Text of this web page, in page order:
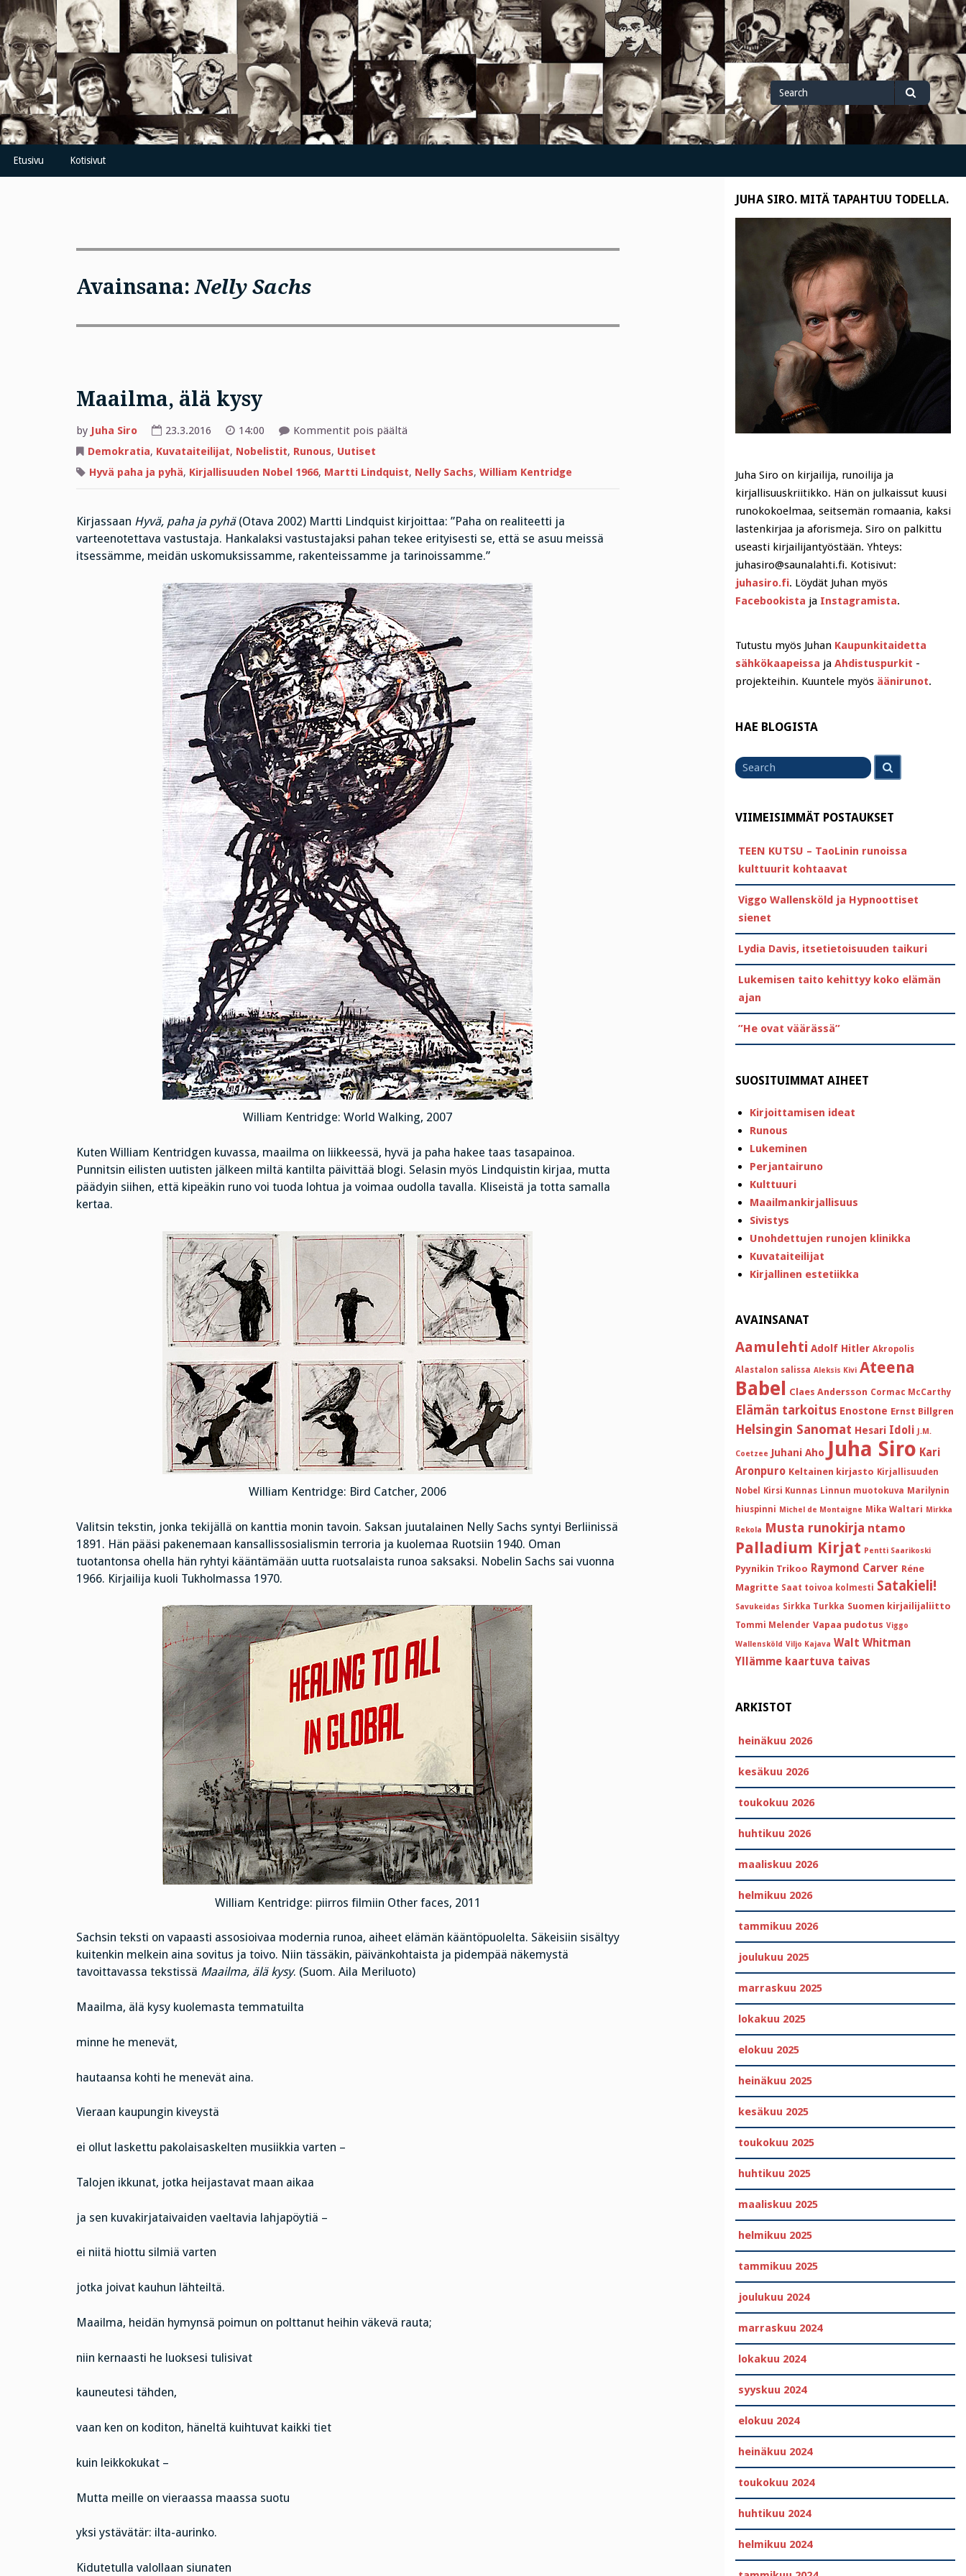
Skip
to
content
Search
for
Search
Etusivu Kotisivut
Avainsana:Nelly Sachs
Maailma, älä kysy
by Juha Siro 23.3.2016 14:00 Kommentit pois päältäartikkelissa
Demokratia, Kuvataiteilijat, Nobelistit, Runous, Uutiset
Hyvä paha ja pyhä, Kirjallisuuden Nobel 1966, Martti Lindquist, Nelly Sachs, William Kentridge
Kirjassaan Hyvä, paha ja pyhä(Otava 2002) Martti Lindquist kirjoittaa: ”Paha on realiteetti ja
varteenotettava vastustaja. Hankalaksi vastustajaksi pahan tekee erityisesti se, että se asuu meissä
itsessämme, meidän uskomuksissamme, rakenteissamme ja tarinoissamme.”
William Kentridge: World Walking, 2007
Kuten William Kentridgen kuvassa, maailma on liikkeessä, hyvä ja paha hakee taas tasapainoa.
Punnitsin eilisten uutisten jälkeen miltä kantilta päivittää blogi. Selasin myös Lindquistin kirjaa, mutta
päädyin siihen, että kipeäkin runo voi tuoda lohtua ja voimaa oudolla tavalla. Kliseistä ja totta samalla
kertaa.
William Kentridge: Bird Catcher, 2006
Valitsin tekstin, jonka tekijällä on kanttia monin tavoin. Saksan juutalainen Nelly Sachs syntyi Berliinissä
1891. Hän pääsi pakenemaan kansallissosialismin terroria ja kuolemaa Ruotsiin 1940. Oman
tuotantonsa ohella hän ryhtyi kääntämään uutta ruotsalaista runoa saksaksi. Nobelin Sachs sai vuonna
1966. Kirjailija kuoli Tukholmassa 1970.
William Kentridge: piirros filmiin Other faces, 2011
Sachsin teksti on vapaasti assosioivaa modernia runoa, aiheet elämän kääntöpuolelta. Säkeisiin sisältyy
kuitenkin melkein aina sovitus ja toivo. Niin tässäkin, päivänkohtaista ja pidempää näkemystä
tavoittavassa tekstissä Maailma, älä kysy. (Suom. Aila Meriluoto)
Maailma, älä kysy kuolemasta temmatuilta
minne he menevät,
hautaansa kohti he menevät aina.
Vieraan kaupungin kiveystä
ei ollut laskettu pakolaisaskelten musiikkia varten –
Talojen ikkunat, jotka heijastavat maan aikaa
ja sen kuvakirjataivaiden vaeltavia lahjapöytiä –
ei niitä hiottu silmiä varten
jotka joivat kauhun lähteiltä.
Maailma, heidän hymynsä poimun on polttanut heihin väkevä rauta;
niin kernaasti he luoksesi tulisivat
kauneutesi tähden,
vaan ken on koditon, häneltä kuihtuvat kaikki tiet
kuin leikkokukat –
Mutta meille on vieraassa maassa suotu
yksi ystävätär: ilta-aurinko.
Kidutetulla valollaan siunaten
JUHA SIRO. MITÄ TAPAHTUU TODELLA.
Juha Siro on kirjailija, runoilija ja
kirjallisuuskriitikko. Hän on julkaissut kuusi
runokokoelmaa, seitsemän romaania, kaksi
lastenkirjaa ja aforismeja. Siro on palkittu
useasti kirjailijantyöstään. Yhteys:
juhasiro@saunalahti.fi. Kotisivut:
juhasiro.fi. Löydät Juhan myös
Facebookista ja Instagramista.
Tutustu myös Juhan Kaupunkitaidetta
sähkökaapeissa ja Ahdistuspurkit -
projekteihin. Kuuntele myös äänirunot.
HAE BLOGISTA
for
VIIMEISIMMÄT POSTAUKSET
TEEN KUTSU – TaoLinin runoissa
kulttuurit kohtaavat
Viggo Wallensköld ja Hypnoottiset
sienet
Lydia Davis, itsetietoisuuden taikuri
Lukemisen taito kehittyy koko elämän
ajan
”He ovat väärässä”
SUOSITUIMMAT AIHEET
Kirjoittamisen ideat
Runous
Lukeminen
Perjantairuno
Kulttuuri
Maailmankirjallisuus
Sivistys
Unohdettujen runojen klinikka
Kuvataiteilijat
Kirjallinen estetiikka
AVAINSANAT
Aamulehti Adolf Hitler Akropolis
Alastalon salissa Aleksis Kivi Ateena
Babel Claes Andersson Cormac McCarthy
Elämän tarkoitus Enostone Ernst Billgren
Helsingin Sanomat Hesari Idoli J.M.
Coetzee Juhani Aho Juha Siro Kari
Aronpuro Keltainen kirjasto Kirjallisuuden
Nobel
Kirsi Kunnas Linnun muotokuva Marilynin
hiuspinni Michel de Montaigne Mika Waltari Mirkka
Rekola Musta runokirja ntamo
Palladium Kirjat Pentti Saarikoski
Pyynikin Trikoo Raymond Carver Réne
Magritte Saat toivoa kolmesti Satakieli!
Savukeidas Sirkka Turkka Suomen kirjailijaliitto
Tommi Melender Vapaa pudotus Viggo
Wallensköld Viljo Kajava Walt Whitman
Yllämme kaartuva taivas
ARKISTOT
heinäkuu 2026
kesäkuu 2026
toukokuu 2026
huhtikuu 2026
maaliskuu 2026
helmikuu 2026
tammikuu 2026
joulukuu 2025
marraskuu 2025
lokakuu 2025
elokuu 2025
heinäkuu 2025
kesäkuu 2025
toukokuu 2025
huhtikuu 2025
maaliskuu 2025
helmikuu 2025
tammikuu 2025
joulukuu 2024
marraskuu 2024
lokakuu 2024
syyskuu 2024
elokuu 2024
heinäkuu 2024
toukokuu 2024
huhtikuu 2024
helmikuu 2024